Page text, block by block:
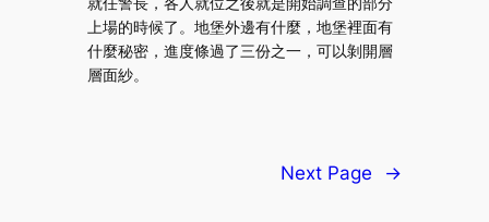
上場的時候了。地堡外邊有什麼，地堡裡面有
什麼秘密，進度條過了三份之一，可以剝開層
層面紗。
Next Page →